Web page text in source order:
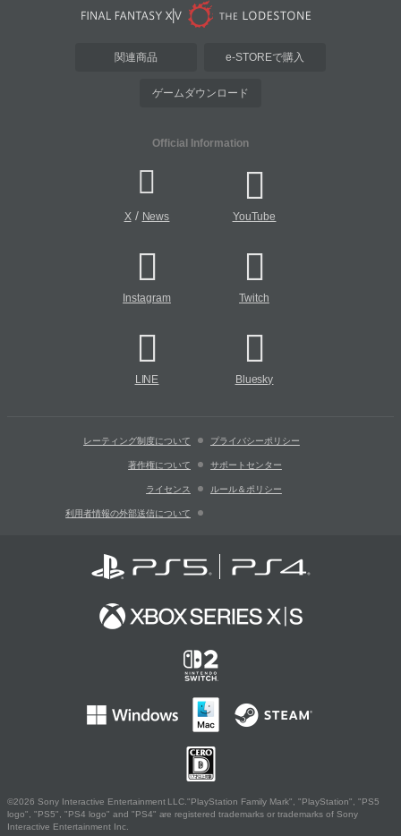
関連商品 e-STOREで購入
ゲームダウンロード
Official Information
X/ News YouTube
Instagram Twitch
LINE Bluesky
レーティング制度について プライバシーポリシー
著作権について サポートセンター
ライセンス ルール＆ポリシー
利用者情報の外部送信について
©2026 Sony Interactive Entertainment LLC."PlayStation Family Mark", "PlayStation", "PS5
logo", "PS5", "PS4 logo" and "PS4" are registered trademarks or trademarks of Sony
Interactive Entertainment Inc.